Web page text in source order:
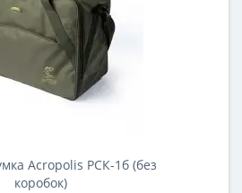
Acropolis РСК-1б (без
коробок)